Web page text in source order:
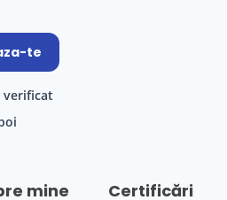
te
verificat
mine Certificări